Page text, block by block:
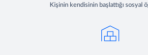
Kişinin kendisinin başlattığı sosyal